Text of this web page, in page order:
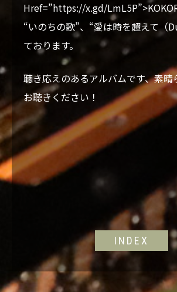
Href=”https://x.gd/
“いのちの歌”、“愛は時を超えて（
ております。
聴き応えのあるアルバムです、素晴
お聴きください！
INDEX